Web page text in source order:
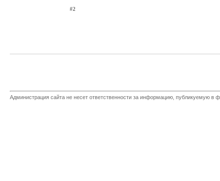
#2
Администрация сайта не несет ответственности за информацию, публикуемую